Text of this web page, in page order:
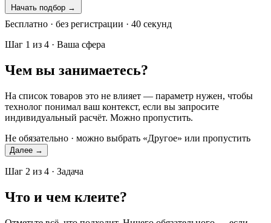
Начать подбор →
Бесплатно · без регистрации · 40 секунд
Шаг 1 из 4 · Ваша сфера
Чем вы занимаетесь?
На список товаров это не влияет — параметр нужен, чтобы
технолог понимал ваш контекст, если вы запросите
индивидуальный расчёт. Можно пропустить.
Не обязательно · можно выбрать «Другое» или пропустить
Далее →
Шаг 2 из 4 · Задача
Что и чем клеите?